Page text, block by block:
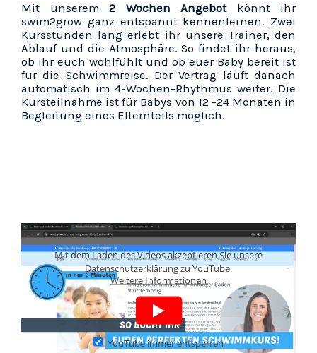
Mit unserem 2 Wochen Angebotkönnt ihr
swim2grow ganz entspannt kennenlernen. Zwei
Kursstunden lang erlebt ihr unsere Trainer, den
Ablauf und die Atmosphäre. So findet ihr heraus,
ob ihr euch wohlfühlt und ob euer Baby bereit ist
für die Schwimmreise. Der Vertrag läuft danach
automatisch im 4-Wochen-Rhythmus weiter. Die
Kursteilnahme ist für Babys von 12 -24 Monaten in
Begleitung eines Elternteils möglich.
Mit dem Laden des Videos akzeptieren Sie unsere
Datenschutzerklärung zu YouTube.
Weitere Informationen
YouTube immer entsperren